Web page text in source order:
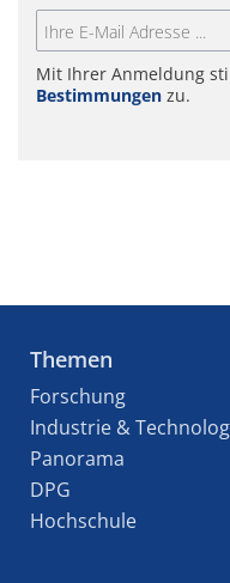
Mit Ihrer Anmeldung
Bestimmungen zu.
Themen
Forschung
Industrie &
Panorama
DPG
Hochschule